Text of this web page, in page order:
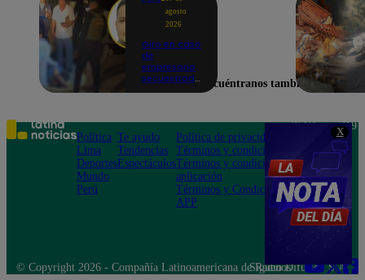
X
agosto
2026
Giro en caso
de
empresario
secuestrado
cuentas
Encuéntranos también en
Política
Lima
Deportes
Mundo
Perú
Te ayudo
Tendencias
Espectáculos
Política de privacidad
Términos y condiciones
Términos y condiciones
aplicación
Términos y Condiciones
APP
Teléfono: 219
Av. San
Felipe 968
Jesús María
© Copyright 2026 - Compañía Latinoamericana de Radio Difusión S.A.
Síguenos